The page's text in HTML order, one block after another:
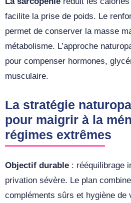
facilite la prise de poids. Le
permet de conserver la masse
métabolisme. L’approche
pour compenser hormones,
musculaire.
La stratégie
pour maigrir à la
régimes extrêmes
Objectif durable : rééquilibrage
privation sévère. Le plan
compléments sûrs et hygiène de